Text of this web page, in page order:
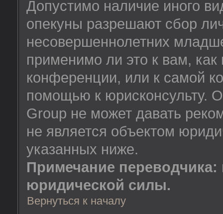
Допустимо наличие иного
опекуны разрешают сбор
несовершеннолетних
применимо ли это к вам,
конференции, или к самой
помощью к юрисконсульту.
Group не может давать
не является объектом
указанных ниже.
Примечание
юридической силы.
Вернуться к началу